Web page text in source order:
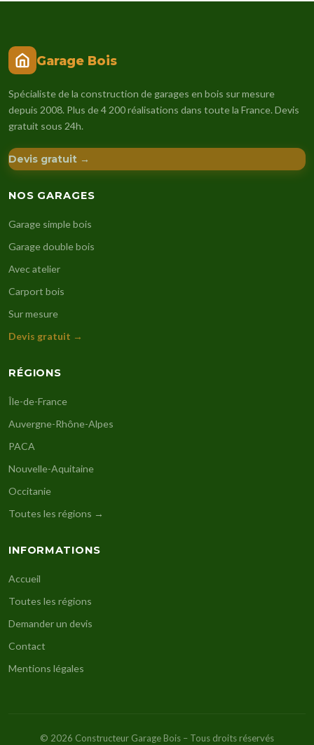
Garage Bois
Spécialiste de la construction de garages en bois sur mesure
depuis 2008. Plus de 4 200 réalisations dans toute la France. Devis
gratuit sous 24h.
Devis gratuit →
NOS GARAGES
Garage simple bois
Garage double bois
Avec atelier
Carport bois
Sur mesure
Devis gratuit →
RÉGIONS
Île-de-France
Auvergne-Rhône-Alpes
PACA
Nouvelle-Aquitaine
Occitanie
Toutes les régions →
INFORMATIONS
Accueil
Toutes les régions
Demander un devis
Contact
Mentions légales
© 2026 Constructeur Garage Bois – Tous droits réservés